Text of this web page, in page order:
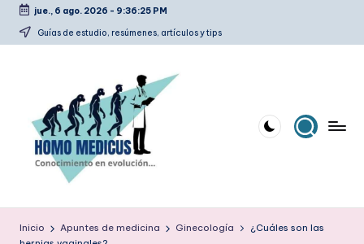
Saltar
jue., 6 ago. 2026 - 9:36:26 PM
Guías de estudio, resúmenes, artículos y tips
oestudio,
Inicio Apuntes de medicina Ginecología
¿Cuáles son las